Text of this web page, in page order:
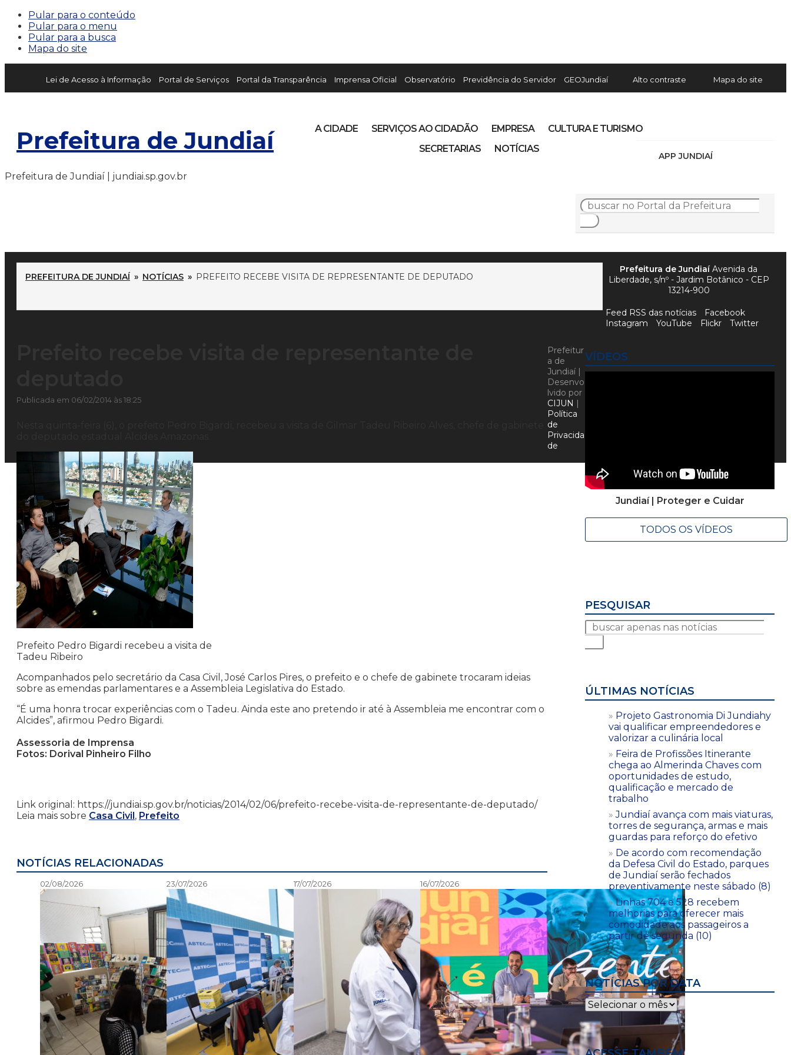
Pular para o conteúdo
Pular para o menu
Pular para a busca
Mapa do site
Lei de Acesso à Informação Portal de Serviços Portal da Transparência Imprensa Oficial Observatório Previdência do Servidor GEOJundiaí Alto contraste Mapa do site
Prefeitura de Jundiaí
APP JUNDIAÍ
A CIDADE SERVIÇOS AO CIDADÃO EMPRESA
CULTURA E TURISMO
SECRETARIAS
NOTÍCIAS
Prefeitura de Jundiaí | jundiai.sp.gov.br
PREFEITURA DE JUNDIAÍ » NOTÍCIAS » PREFEITO RECEBE VISITA DE REPRESENTANTE DE DEPUTADO
Publicada em 06/02/2014 às 18:25
Prefeito Pedro Bigardi recebeu a visita de
Tadeu Ribeiro
Acompanhados pelo secretário da Casa Civil, José Carlos Pires, o prefeito e o chefe de gabinete trocaram ideias
sobre as emendas parlamentares e a Assembleia Legislativa do Estado.
“É uma honra trocar experiências com o Tadeu. Ainda este ano pretendo ir até à Assembleia me encontrar com o
Alcides”, afirmou Pedro Bigardi.
Assessoria de Imprensa
Fotos: Dorival Pinheiro Filho
Link original: https://jundiai.sp.gov.br/noticias/2014/02/06/prefeito-recebe-visita-de-representante-de-deputado/
Leia mais sobre Casa Civil, Prefeito
NOTÍCIAS RELACIONADAS
02/08/2026 23/07/2026 17/07/2026 16/07/2026
VÍDEOS
Jundiaí | Proteger e Cuidar
TODOS OS VÍDEOS
PESQUISAR
ÚLTIMAS NOTÍCIAS
Projeto Gastronomia Di Jundiahy
vai qualificar empreendedores e
valorizar a culinária local
Feira de Profissões Itinerante
chega ao Almerinda Chaves com
oportunidades de estudo,
qualificação e mercado de
trabalho
Jundiaí avança com mais viaturas,
torres de segurança, armas e mais
guardas para reforço do efetivo
De acordo com recomendação
da Defesa Civil do Estado, parques
de Jundiaí serão fechados
preventivamente neste sábado (8)
Linhas 704 e 528 recebem
melhorias para oferecer mais
comodidade aos passageiros a
partir de segunda (10)
NOTÍCIAS POR DATA
Notícias
por
data
Prefeitura de JundiaíAvenida da
Liberdade, s/nº - Jardim Botânico - CEP
13214-900
Feed RSS das notícias
Facebook
Instagram
YouTube Flickr Twitter
Prefeitur
a de
Jundiaí |
Desenvo
lvido por
CIJUN |
Política
de
Privacida
de